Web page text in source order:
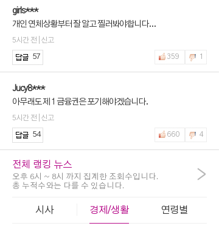
girls***
개인 연체상황부터 잘 알고 찔러봐야합니다...
5시간 전 | 신고
57 359 1
Jucy8***
아무래도 제 1 금융권은 포기해야겠습니다.
5시간 전 | 신고
54 660 4
전체 랭킹 뉴스
오후 6시 ~ 8시 까지 집계한 조회수입니다.
총 누적수와는 다를 수 있습니다.
>
시사 경제/생활 연령별